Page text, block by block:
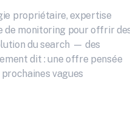
propriétaire, expertise
de monitoring pour offrir
du search — des
dit : une offre pensée
vagues